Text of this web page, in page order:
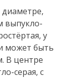
диаметре,
выпукло-
у
может быть
В центре
серая, с